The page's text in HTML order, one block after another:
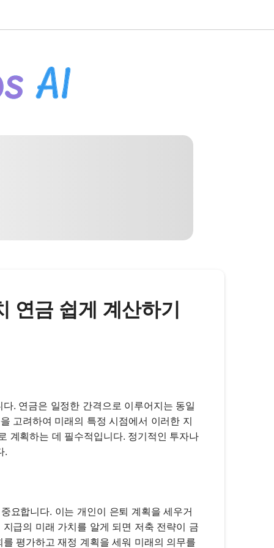
연금 쉽게 계산하기
. 연금은 일정한 간격으로 이루어지는 동일
고려하여 미래의 특정 시점에서 이러한 지
계획하는 데 필수적입니다. 정기적인 투자나
.
요합니다. 이는 개인이 은퇴 계획을 세우거
급의 미래 가치를 알게 되면 저축 전략이 금
평가하고 재정 계획을 세워 미래의 의무를